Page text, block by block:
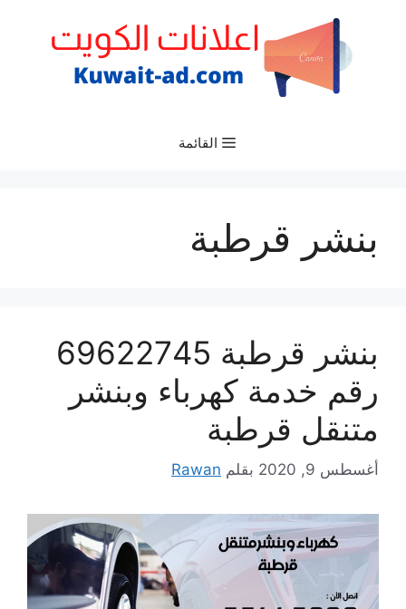
القائمة
بنشر قرطبة
بنشر قرطبة 69622745
رقم خدمة كهرباء وبنشر
متنقل قرطبة
أغسطس 9, 2020 بقلم Rawan